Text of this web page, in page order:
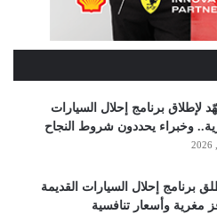
لإطلاق برنامج إحلال السيارات
وخبراء يحددون شروط النجاح
برنامج إحلال السيارات القديمة
مغرية وأسعار تنافسية